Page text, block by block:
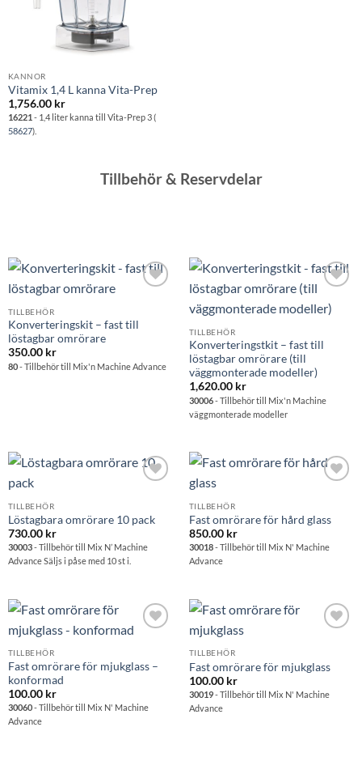
KANNOR
Vitamix 1,4 L kanna Vita-Prep
1,756.00 kr
16221 - 1,4 liter kanna till Vita-Prep 3 (
58627).
Tillbehör & Reservdelar
TILLBEHÖR
Konverteringskit – fast till
löstagbar omrörare
350.00 kr
80- Tillbehör till Mix'n Machine Advance
önskelistan
TILLBEHÖR
Konverteringstkit – fast till
löstagbar omrörare (till
väggmonterade modeller)
1,620.00 kr
30006- Tillbehör till Mix'n Machine
väggmonterade modeller
TILLBEHÖR
Löstagbara omrörare 10 pack
730.00 kr
30003- Tillbehör till Mix N’ Machine
Advance Säljs i påse med 10 st i.
TILLBEHÖR
Fast omrörare för hård glass
850.00 kr
30018- Tillbehör till Mix N' Machine
Advance
TILLBEHÖR
Fast omrörare för mjukglass –
konformad
100.00 kr
30060- Tillbehör till Mix N' Machine
Advance
TILLBEHÖR
Fast omrörare för mjukglass
100.00 kr
30019- Tillbehör till Mix N' Machine
Advance